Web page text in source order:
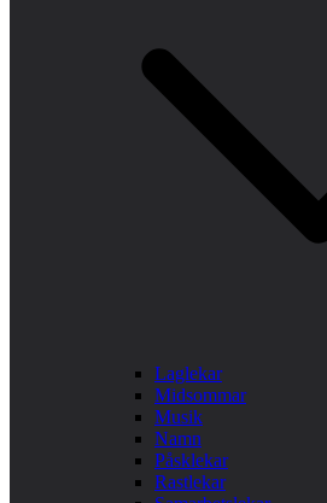
Laglekar
Midsommar
Musik
Namn
Påsklekar
Rastlekar